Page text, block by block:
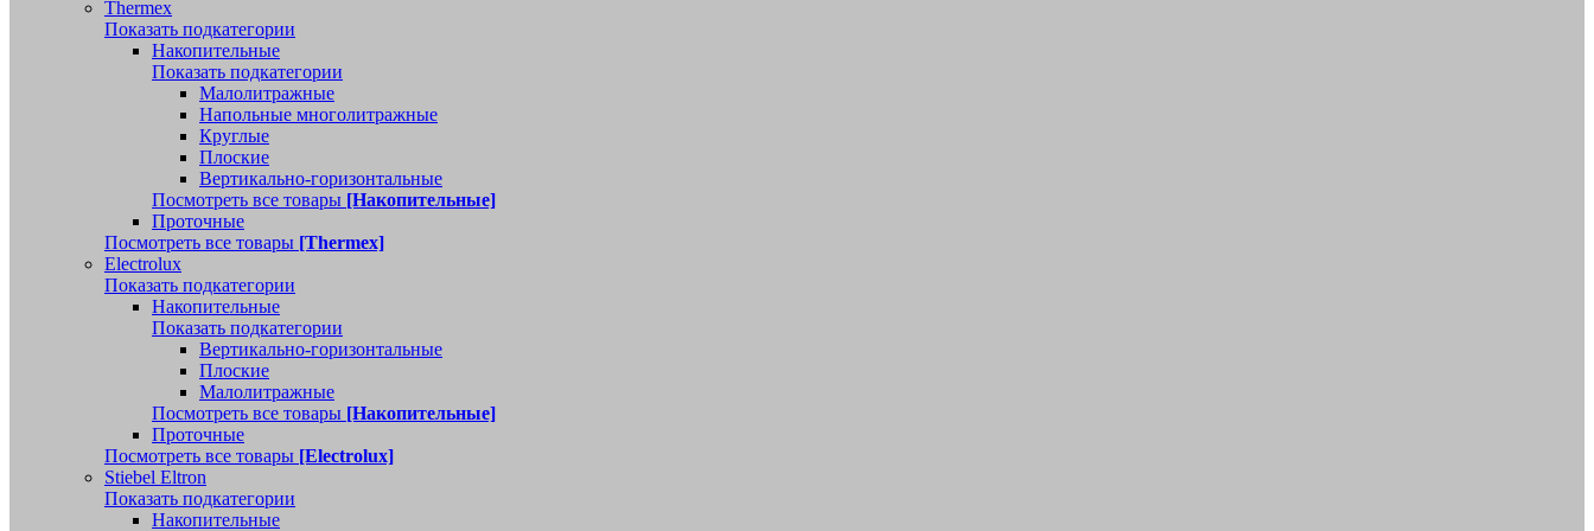
Thermex
Показать подкатегории
Накопительные
Показать подкатегории
Малолитражные
Напольные многолитражные
Круглые
Плоские
Вертикально-горизонтальные
Посмотреть все товары [Накопительные]
Проточные
Посмотреть все товары [Thermex]
Electrolux
Показать подкатегории
Накопительные
Показать подкатегории
Вертикально-горизонтальные
Плоские
Малолитражные
Посмотреть все товары [Накопительные]
Проточные
Посмотреть все товары [Electrolux]
Stiebel Eltron
Показать подкатегории
Накопительные